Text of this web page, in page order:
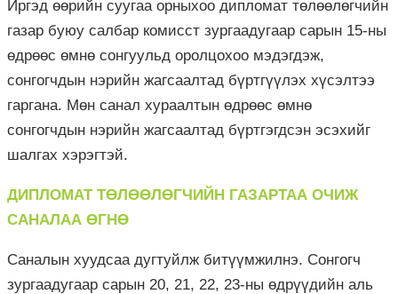
Иргэд өөрийн суугаа орныхоо дипломат төлөөлөгчийн
газар буюу салбар комисст зургаадугаар сарын 15-ны
өдрөөс өмнө сонгуульд оролцохоо мэдэгдэж,
сонгогчдын нэрийн жагсаалтад бүртгүүлэх хүсэлтээ
гаргана. Мөн санал хураалтын өдрөөс өмнө
сонгогчдын нэрийн жагсаалтад бүртгэгдсэн эсэхийг
шалгах хэрэгтэй.
ДИПЛОМАТ ТӨЛӨӨЛӨГЧИЙН ГАЗАРТАА ОЧИЖ
САНАЛАА ӨГНӨ
Саналын хуудсаа дугтуйлж битүүмжилнэ. Сонгогч
зургаадугаар сарын 20, 21, 22, 23-ны өдрүүдийн аль